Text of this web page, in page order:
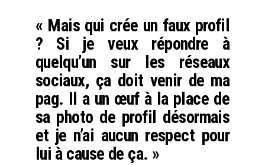
« Mais qui crée un faux profil
? Si je veux répondre à
quelqu’un sur les réseaux
sociaux, ça doit venir de ma
pag. Il a un œuf à la place de
sa photo de profil désormais
et je n’ai aucun respect pour
lui à cause de ça. »